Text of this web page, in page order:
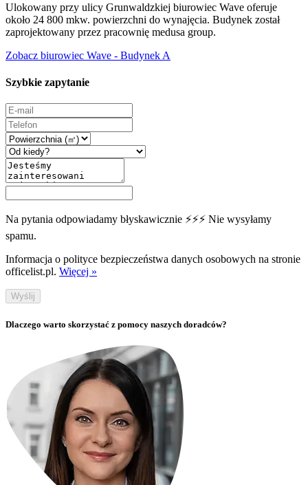
Ulokowany przy ulicy Grunwaldzkiej biurowiec Wave oferuje
około 24 800 mkw. powierzchni do wynajęcia. Budynek został
zaprojektowany przez pracownię medusa group.
Zobacz biurowiec Wave - Budynek A
Szybkie zapytanie
Na pytania odpowiadamy błyskawicznie ⚡⚡⚡ Nie wysyłamy
spamu.
Informacja o polityce bezpieczeństwa danych osobowych na stronie
officelist.pl. Więcej »
Wyślij
Dlaczego warto skorzystać z pomocy naszych doradców?